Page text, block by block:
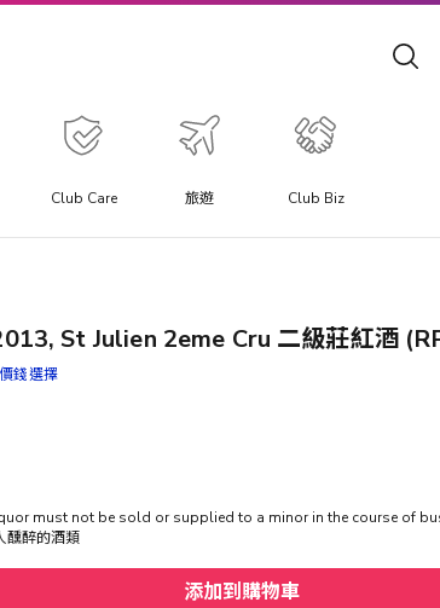
Club Care 旅遊 Club Biz
St Julien 2eme Cru 二級莊紅酒
錢選擇
must not be sold or supplied to a minor in the course of
醺醉的酒類
添加到購物車